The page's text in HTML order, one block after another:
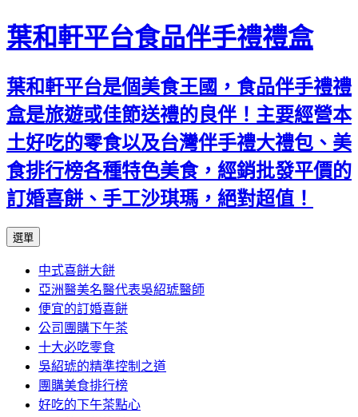
葉和軒平台食品伴手禮禮盒
葉和軒平台是個美食王國，食品伴手禮禮
盒是旅遊或佳節送禮的良伴！主要經營本
土好吃的零食以及台灣伴手禮大禮包、美
食排行榜各種特色美食，經銷批發平價的
訂婚喜餅、手工沙琪瑪，絕對超值！
選單
內
容
中式喜餅大餅
亞洲醫美名醫代表吳紹琥醫師
便宜的訂婚喜餅
公司團購下午茶
十大必吃零食
吳紹琥的精準控制之道
團購美食排行榜
好吃的下午茶點心